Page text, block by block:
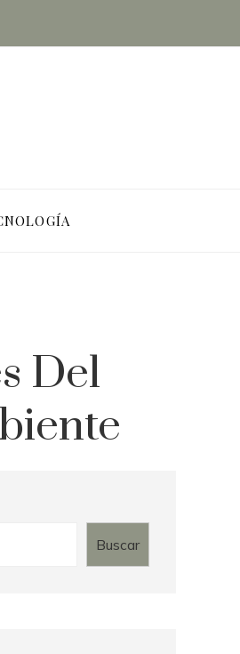
Del
Buscar